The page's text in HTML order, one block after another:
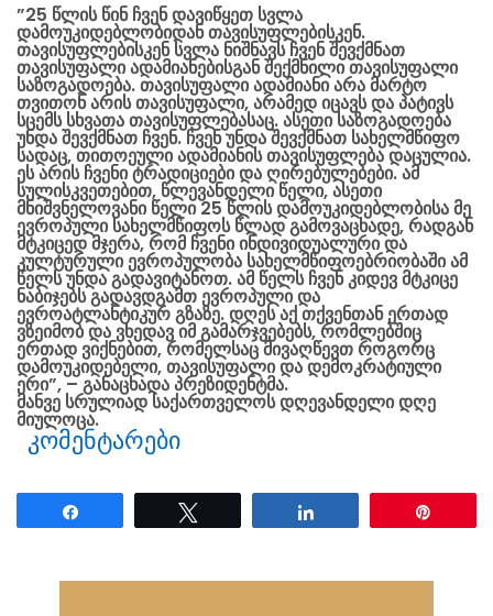
”25 წლის წინ ჩვენ დავიწყეთ სვლა
დამოუკიდებლობიდან თავისუფლებისკენ.
თავისუფლებისკენ სვლა ნიშნავს ჩვენ შევქმნათ
თავისუფალი ადამიანებისგან შექმნილი თავისუფალი
საზოგადოება. თავისუფალი ადამიანი არა მარტო
თვითონ არის თავისუფალი, არამედ იცავს და პატივს
სცემს სხვათა თავისუფლებასაც. ასეთი საზოგადოება
უნდა შევქმნათ ჩვენ. ჩვენ უნდა შევქმნათ სახელმწიფო
სადაც, თითოეული ადამიანის თავისუფლება დაცულია.
ეს არის ჩვენი ტრადიციები და ღირებულებები. ამ
სულისკვეთებით, წლევანდელი წელი, ასეთი
მნიშვნელოვანი წელი 25 წლის დამოუკიდებლობისა მე
ევროპული სახელმწიფოს წლად გამოვაცხადე, რადგან
მტკიცედ მჯერა, რომ ჩვენი ინდივიდუალური და
კულტურული ევროპულობა სახელმწიფოებრიობაში ამ
წელს უნდა გადავიტანოთ. ამ წელს ჩვენ კიდევ მტკიცე
ნაბიჯებს გადავდგამთ ევროპული და
ევროატლანტიკურ გზაზე. დღეს აქ თქვენთან ერთად
ვზეიმობ და ვხედავ იმ გამარჯვებებს, რომლებშიც
ერთად ვიქნებით, რომელსაც მივაღწევთ როგორც
დამოუკიდებელი, თავისუფალი და დემოკრატიული
ერი”, – განაცხადა პრეზიდენტმა.
მანვე სრულიად საქართველოს დღევანდელი დღე
მიულოცა.
კომენტარები